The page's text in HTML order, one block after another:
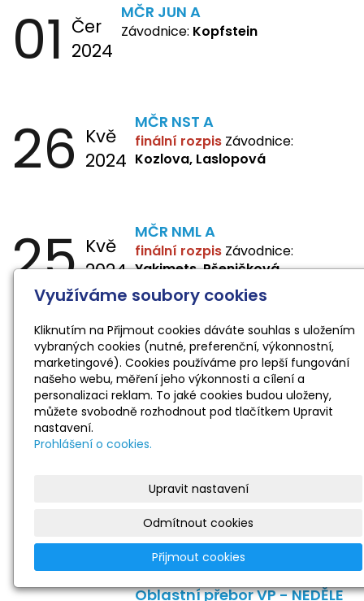
01 Čer
2024
MČR JUN A
Závodnice: Kopfstein
26 Kvě
2024
MČR NST A
finální rozpis Závodnice:
Kozlova, Laslopová
25 Kvě
2024
MČR NML A
finální rozpis Závodnice:
Yakimets, Pšeničková,
Bašistová
18 Kvě
2024
Hostivař Cup 2024
finální rozpiszávodnice:Yakimets,
Pšeničková, Bašistová, Kozlova,
Laslopová, Kopfstein
Milevský pohárek 2024
Eldarusheva, Filipenko,
Laslopová R., Žbánková,
Yakimets, Pšeničková,
Bašistová, Bendová,
Oblastní přebor VP - NEDĚLE
Využíváme soubory cookies
Kliknutím na Přijmout cookies dáváte souhlas s uložením
vybraných cookies (nutné, preferenční, výkonnostní,
marketingové). Cookies používáme pro lepší fungování
našeho webu, měření jeho výkonnosti a cílení a
personalizaci reklam. To jaké cookies budou uloženy,
můžete svobodně rozhodnout pod tlačítkem Upravit
nastavení.
Prohlášení o cookies.
Upravit nastavení
Odmítnout cookies
Přijmout cookies